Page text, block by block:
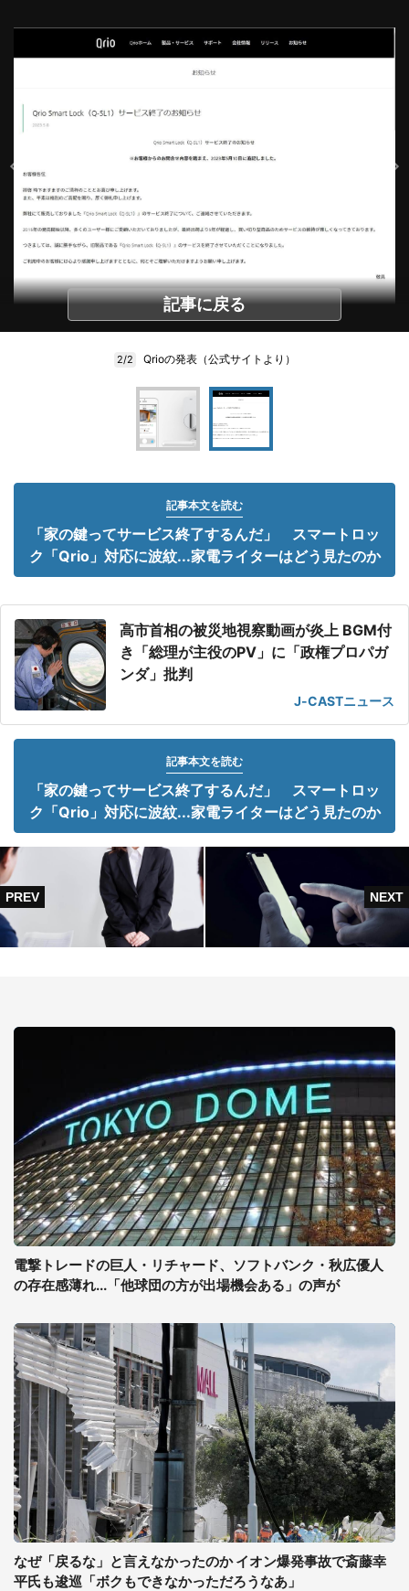
記事に戻る
2/2 Qrioの発表（公式サイトより）
記事本文を読む
「家の鍵ってサービス終了するんだ」 スマートロッ
ク「Qrio」対応に波紋...家電ライターはどう見たのか
高市首相の被災地視察動画が炎上 BGM付
き「総理が主役のPV」に「政権プロパガ
ンダ」批判
J-CASTニュース
記事本文を読む
「家の鍵ってサービス終了するんだ」 スマートロッ
ク「Qrio」対応に波紋...家電ライターはどう見たのか
電撃トレードの巨人・リチャード、ソフトバンク・秋広優人
の存在感薄れ...「他球団の方が出場機会ある」の声が
なぜ「戻るな」と言えなかったのか イオン爆発事故で斎藤幸
平氏も逡巡「ボクもできなかっただろうなあ」